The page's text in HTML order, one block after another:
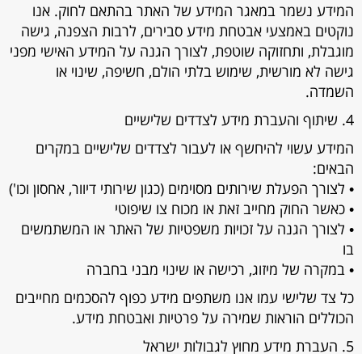
המידע נשמר במאגר המידע של האתר בהתאם לחוק. אנו
נוקטים באמצעי אבטחת מידע סבירים, לרבות הצפנה, גישה
מוגבלת, ותחזוקה שוטפת, לצורך הגנה על המידע האישי מפני
גישה לא מורשית, שימוש בלתי הולם, חשיפה, שינוי או
השמדה.
4. שיתוף והעברת מידע לצדדים שלישיים
המידע עשוי להיחשף או לעבור לצדדים שלישיים במקרים
הבאים:
• לצורך הפעלת שירותים מסוימים (כגון שירותי דיוור, אחסון וכו')
• כאשר החוק מחייב זאת או מכוח צו שיפוטי
• לצורך הגנה על זכויות משפטיות של האתר או המשתמשים
בו
• במקרה של מיזוג, רכישה או שינוי מבני בחברה
כל צד שלישי עמו אנו משתפים מידע כפוף להסכמים מחייבים
הכוללים הוראות שמירה על פרטיות ואבטחת מידע.
5. העברת מידע מחוץ לגבולות ישראל